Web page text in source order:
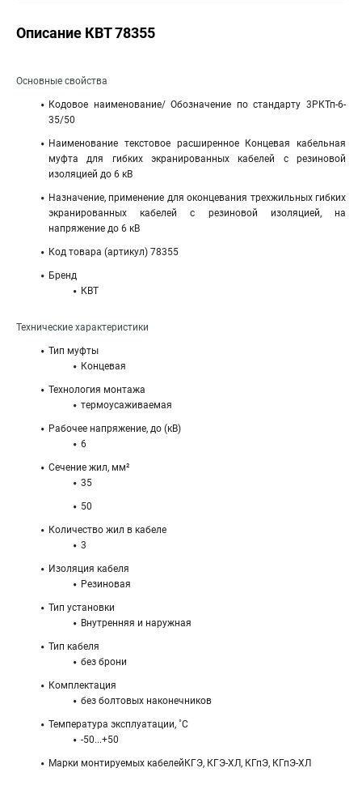
Описание КВТ 78355
Основные свойства
Кодовое наименование/ Обозначение по стандарту 3РКТп-6-
35/50
Наименование текстовое расширенное Концевая кабельная
муфта для гибких экранированных кабелей с резиновой
изоляцией до 6 кВ
Назначение, применение для оконцевания трехжильных гибких
экранированных кабелей с резиновой изоляцией, на
напряжение до 6 кВ
Код товара (артикул) 78355
Бренд
КВТ
Технические характеристики
Тип муфты
Концевая
Технология монтажа
термоусаживаемая
Рабочее напряжение, до (кВ)
6
Сечение жил, мм²
35
50
Количество жил в кабеле
3
Изоляция кабеля
Резиновая
Тип установки
Внутренняя и наружная
Тип кабеля
без брони
Комплектация
без болтовых наконечников
Температура эксплуатации, ˚С
-50...+50
Марки монтируемых кабелейКГЭ, КГЭ-ХЛ, КГпЭ, КГпЭ-ХЛ